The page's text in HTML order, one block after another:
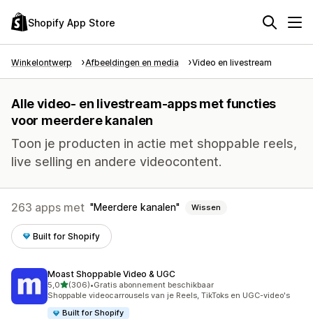
Shopify App Store
Winkelontwerp Afbeeldingen en media Video en livestream
Alle video- en livestream-apps met functies
voor meerdere kanalen
Toon je producten in actie met shoppable reels,
live selling en andere videocontent.
263 apps met Meerdere kanalen Wissen
Built for Shopify
Moast Shoppable Video & UGC
5,0van 5 sterren
(306)
306 recensies in totaal
•Gratis abonnement beschikbaar
Shoppable videocarrousels van je Reels, TikToks en UGC-video's
Built for Shopify